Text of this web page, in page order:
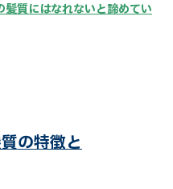
質にはなれないと諦めてい
の特徴と